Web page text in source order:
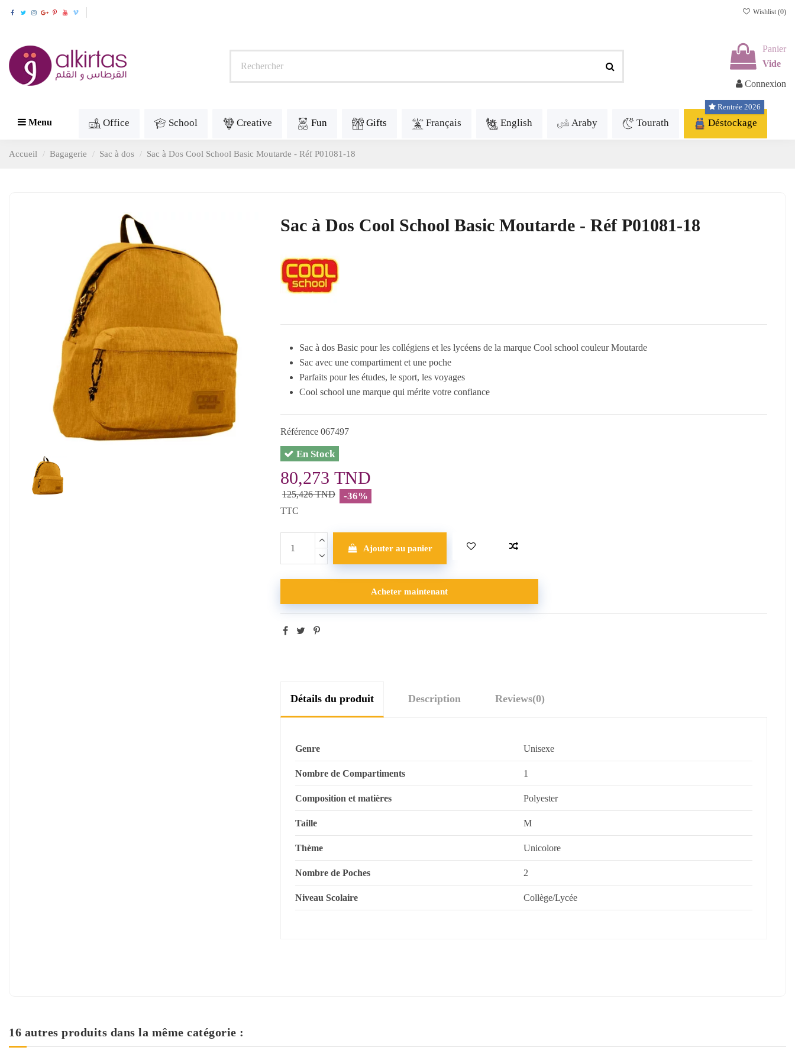
Wishlist (0)
Panier
Vide
Connexion
Menu Office School Creative Fun Gifts Français English Araby Tourath Déstockage
Rentrée 2026
Accueil Bagagerie Sac à dos Sac à Dos Cool School Basic Moutarde - Réf P01081-18
Sac à Dos Cool School Basic Moutarde - Réf P01081-18
Sac à dos Basic pour les collégiens et les lycéens de la marque Cool school couleur Moutarde
Sac avec une compartiment et une poche
Parfaits pour les études, le sport, les voyages
Cool school une marque qui mérite votre confiance
Référence 067497
En Stock
80,273 TND
125,426 TND -36%
TTC
Ajouter au panier
Acheter maintenant
Détails du produit Description Reviews(0)
Genre Unisexe
Nombre de Compartiments 1
Composition et matières Polyester
Taille M
Thème Unicolore
Nombre de Poches 2
Niveau Scolaire Collège/Lycée
16 autres produits dans la même catégorie :